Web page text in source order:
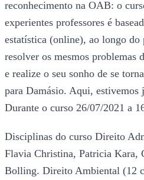
reconhecimento na OAB: o
experientes professores é
estatística (online), ao longo do
resolver os mesmos problemas
e realize o seu sonho de se
para Damásio. Aqui, estivemos
Durante o curso 26/07/2021 a
Disciplinas do curso Direito
Flavia Christina, Patricia Kara,
Bolling. Direito Ambiental (12